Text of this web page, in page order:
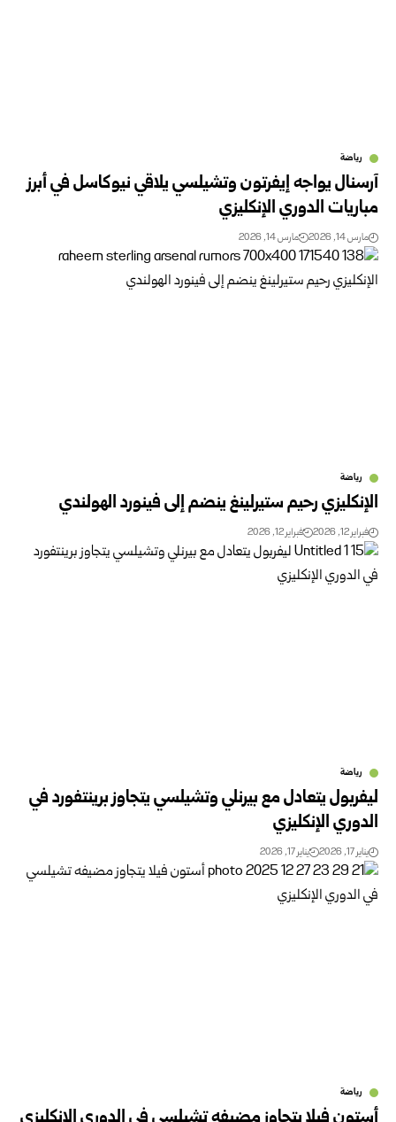
رياضة
آرسنال يواجه إيفرتون وتشيلسي يلاقي نيوكاسل في أبرز
مباريات الدوري الإنكليزي
مارس 14, 2026 مارس 14, 2026
رياضة
الإنكليزي رحيم ستيرلينغ ينضم إلى فينورد الهولندي
فبراير 12, 2026 فبراير 12, 2026
رياضة
ليفربول يتعادل مع بيرنلي وتشيلسي يتجاوز برينتفورد في
الدوري الإنكليزي
يناير 17, 2026 يناير 17, 2026
رياضة